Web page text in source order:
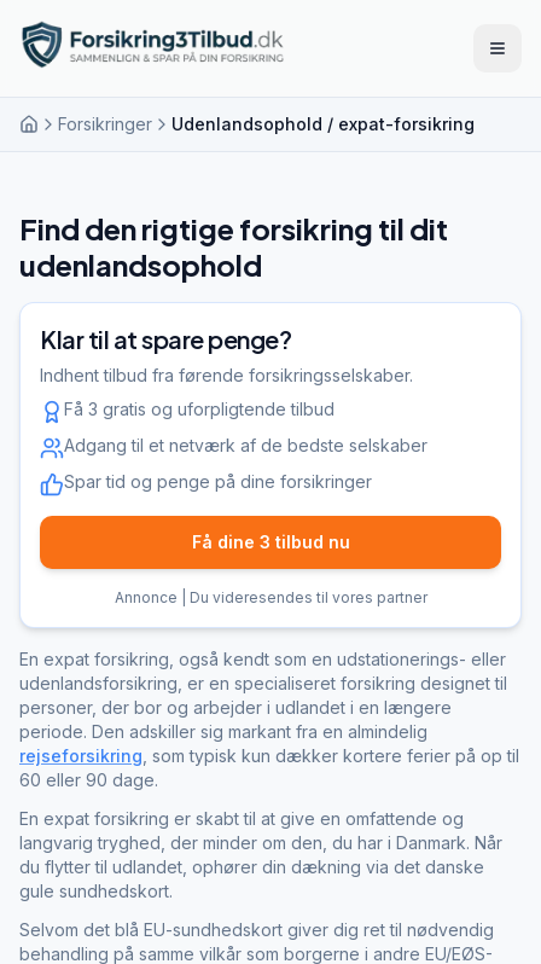
Åbn
Forsikringer Udenlandsophold / expat-forsikring
Find den rigtige forsikring til dit
udenlandsophold
Klar til at spare penge?
Indhent tilbud fra førende forsikringsselskaber.
Få 3 gratis og uforpligtende tilbud
Adgang til et netværk af de bedste selskaber
Spar tid og penge på dine forsikringer
Få dine 3 tilbud nu
Annonce | Du videresendes til vores partner
En expat forsikring, også kendt som en udstationerings- eller
udenlandsforsikring, er en specialiseret forsikring designet til
personer, der bor og arbejder i udlandet i en længere
periode. Den adskiller sig markant fra en almindelig
rejseforsikring , som typisk kun dækker kortere ferier på op til
60 eller 90 dage.
En expat forsikring er skabt til at give en omfattende og
langvarig tryghed, der minder om den, du har i Danmark. Når
du flytter til udlandet, ophører din dækning via det danske
gule sundhedskort.
Selvom det blå EU-sundhedskort giver dig ret til nødvendig
behandling på samme vilkår som borgerne i andre EU/EØS-